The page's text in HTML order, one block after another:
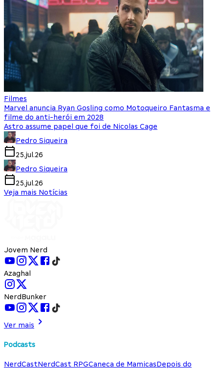
Filmes
Marvel anuncia Ryan Gosling como Motoqueiro Fantasma e
filme do anti-herói em 2028
Astro assume papel que foi de Nicolas Cage
Pedro Siqueira
25.jul.26
Pedro Siqueira
25.jul.26
Veja mais Notícias
Jovem Nerd
Azaghal
NerdBunker
Ver mais
Podcasts
NerdCastNerdCast RPGCaneca de MamicasDepois do